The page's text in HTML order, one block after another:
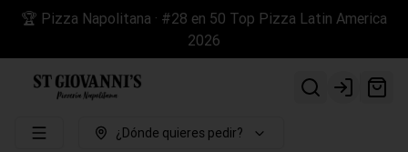
🏆 Pizza Napolitana · #28 en 50 Top Pizza Latin America
2026
Login
¿Dónde quieres pedir?